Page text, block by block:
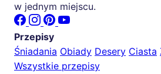
w jednym miejscu.
Przepisy
Śniadania Obiady Desery Ciasta
Wszystkie przepisy